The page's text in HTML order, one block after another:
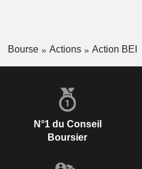
Bourse Actions Action BEI
N°1 du Conseil
Boursier